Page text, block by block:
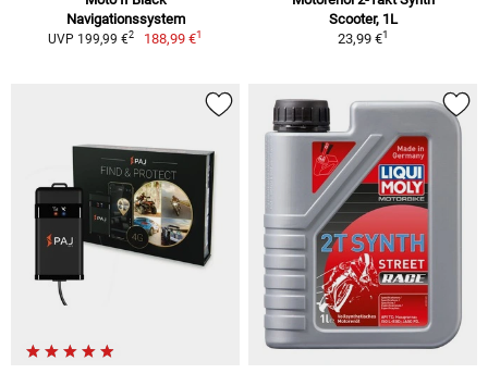
Navigationssystem
UVP 199,99 €2 188,99 €1
Scooter, 1L
23,99 €1